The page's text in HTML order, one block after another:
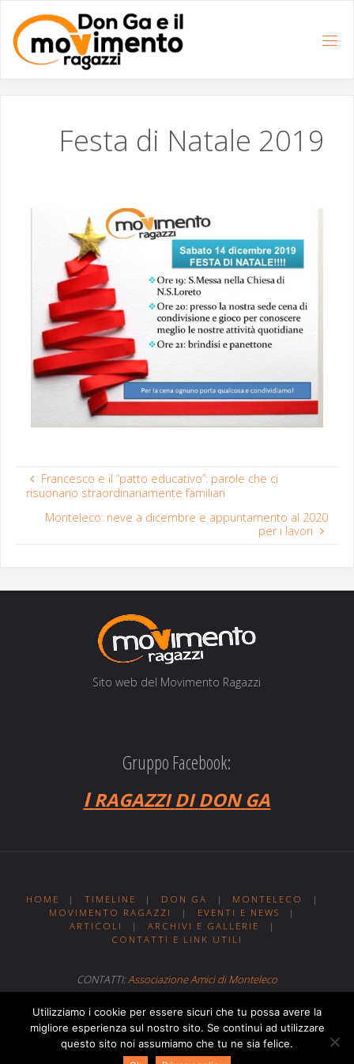
contenuto
Festa di Natale 2019
Francesco e il “patto educativo”: parole che ci
risuonano straordinariamente familiari
Monteleco: neve a dicembre e appuntamento al 2020
per i lavori
Sito web del Movi­men­to Ragazzi
Gruppo Facebook:
IRAGAZZI DI DON GA
HOME | TIMELINE | DON GA | MONTELECO
|
MOVIMENTO RAGAZZI
| EVENTI E NEWS
|
ARTICOLI
| ARCHIVI E GALLERIE
|
CONTATTI E LINK UTILI
CONTATTI:Associazione Amici di Monteleco
Powered byFluida&WordPress.
Utilizziamo i cookie per essere sicuri che tu possa avere la
migliore esperienza sul nostro sito. Se continui ad utilizzare
questo sito noi assumiamo che tu ne sia felice.